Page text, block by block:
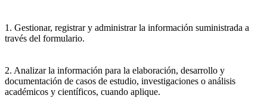
1. Gestionar, registrar y administrar la información suministrada a
través del formulario.
2. Analizar la información para la elaboración, desarrollo y
documentación de casos de estudio, investigaciones o análisis
académicos y científicos, cuando aplique.